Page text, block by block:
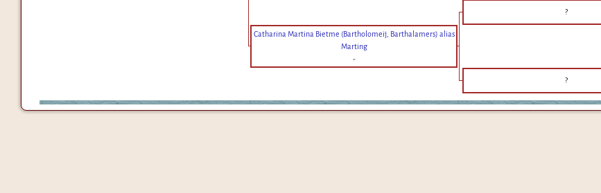
?
Catharina Martina Bietme (Bartholomeij, Barthalamers) alias
Marting
-
?